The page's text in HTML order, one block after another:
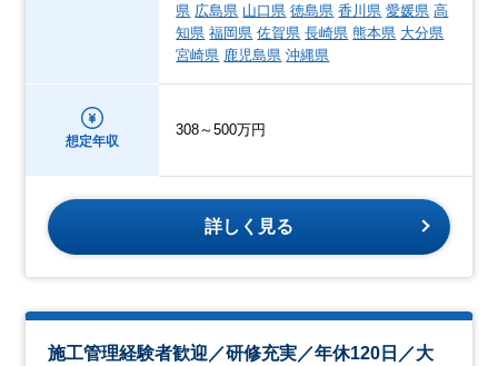
県 広島県 山口県 徳島県 香川県 愛媛県 高
知県 福岡県 佐賀県 長崎県 熊本県 大分県
宮崎県 鹿児島県 沖縄県
想定年収
308～500万円
詳しく見る
施工管理経験者歓迎／研修充実／年休120日／大